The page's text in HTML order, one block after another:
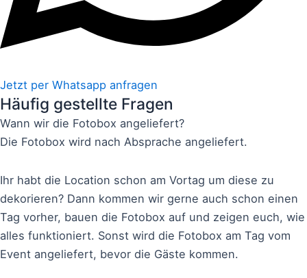
Jetzt per Whatsapp anfragen
Häufig gestellte Fragen
Wann wir die Fotobox angeliefert?
Die Fotobox wird nach Absprache angeliefert.
Ihr habt die Location schon am Vortag um diese zu
dekorieren? Dann kommen wir gerne auch schon einen
Tag vorher, bauen die Fotobox auf und zeigen euch, wie
alles funktioniert. Sonst wird die Fotobox am Tag vom
Event angeliefert, bevor die Gäste kommen.